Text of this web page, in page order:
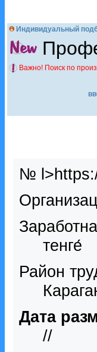
Индивидуальный
Важно! Поиск по
№
тенге́
Район
Дата
//